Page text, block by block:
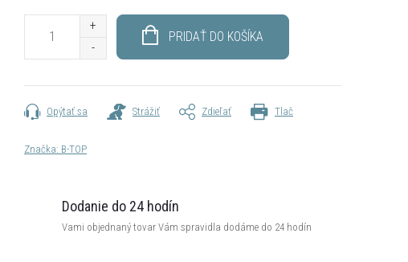
PRIDAŤ DO KOŠÍKA
Tlač
Opýtať sa Strážiť Zdieľať
Značka: B-TOP
Dodanie do 24 hodín
Vami objednaný tovar Vám spravidla dodáme do 24 hodín